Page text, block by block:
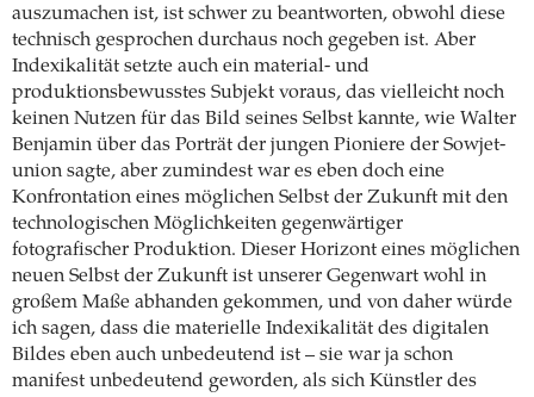
auszumachen ist, ist schwer zu beantworten, obwohl diese
technisch gesprochen durchaus noch gegeben ist. Aber
Indexikalität setzte auch ein material- und
produktionsbewusstes Subjekt voraus, das vielleicht noch
keinen Nutzen für das Bild seines Selbst kannte, wie Walter
Benjamin über das Porträt der jungen Pioniere der Sowjet­
union sagte, aber zumindest war es eben doch eine
Konfrontation eines möglichen Selbst der Zukunft mit den
technologischen Möglichkeiten gegenwärtiger
fotografischer Produktion. Dieser Horizont eines möglichen
neuen Selbst der Zukunft ist unserer Gegenwart wohl in
großem Maße abhanden gekommen, und von daher würde
ich sagen, dass die materielle Indexikalität des digitalen
Bildes eben auch unbedeutend ist – sie war ja schon
manifest unbedeutend geworden, als sich Künstler des